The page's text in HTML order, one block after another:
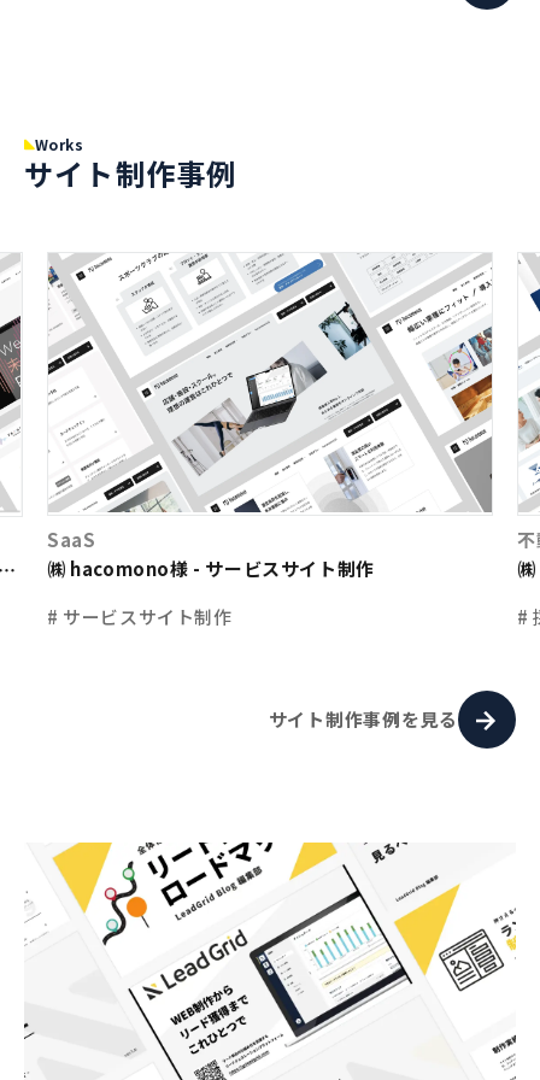
Works
サイト制作事例
SaaS
㈱ hacomono様 - サービスサイト制作
# サービスサイト制作
#
サイト制作事例を見る